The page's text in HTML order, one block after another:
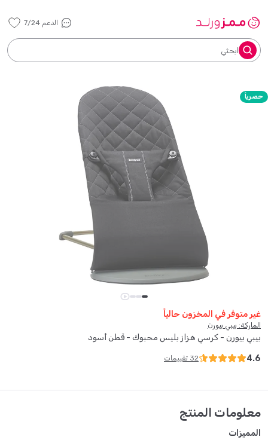
الدعم 7/24
ابحثي
حصرياً
غير متوفر في المخزون حالياً
الماركة: بيبي بيورن
بيبي بيورن - كرسي هزاز بليس محبوك - قطن أسود
4.6
32 تقييمات
معلومات المنتج
المميزات